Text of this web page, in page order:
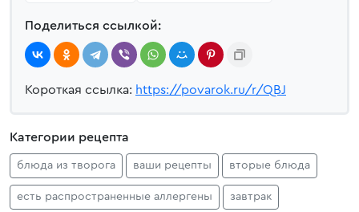
Поделиться ссылкой:
Короткая ссылка: https://povarok.ru/r/QBJ
Категории рецепта
блюда из творога ваши рецепты вторые блюда
есть распространенные аллергены завтрак